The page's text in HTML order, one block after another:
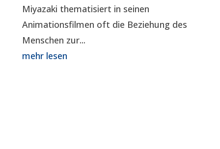
Miyazaki thematisiert in seinen
Animationsfilmen oft die Beziehung des
Menschen zur...
mehr lesen